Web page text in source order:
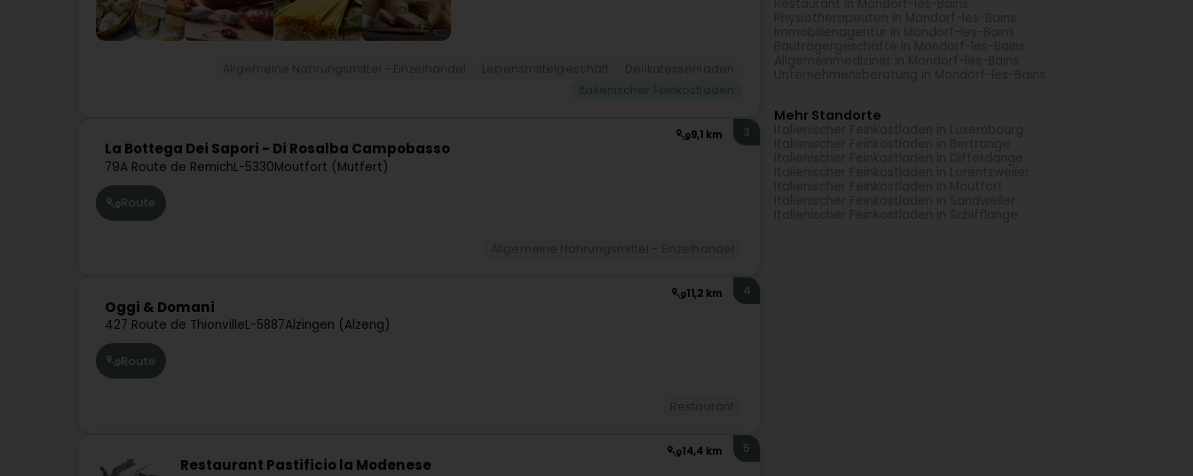
9,1 km
La Bottega Dei Sapori - Di Rosalba Campobasso
79A Route de RemichL-5330Moutfort (Mutfert)
3
Route
11,2 km
Oggi & Domani
427 Route de ThionvilleL-5887Alzingen (Alzeng)
4
Route
14,4 km
Restaurant Pastificio la Modenese
5
Mehr Standorte